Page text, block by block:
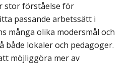
stor förståelse för
passande arbetssätt i
många olika modersmål och
både lokaler och pedagoger.
möjliggöra mer av